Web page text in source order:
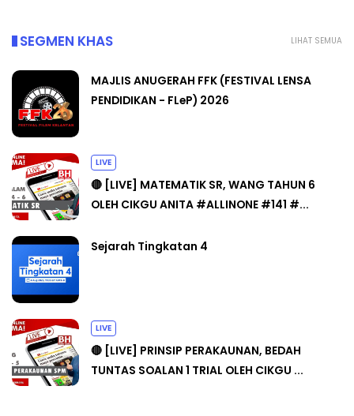
LIHAT SEMUA
SEGMEN KHAS
MAJLIS ANUGERAH FFK (FESTIVAL LENSA
PENDIDIKAN - FLeP) 2026
LIVE
🔴 [LIVE] MATEMATIK SR, WANG TAHUN 6
OLEH CIKGU ANITA #ALLINONE #141 #...
Sejarah Tingkatan 4
LIVE
🔴 [LIVE] PRINSIP PERAKAUNAN, BEDAH
TUNTAS SOALAN 1 TRIAL OLEH CIKGU ...